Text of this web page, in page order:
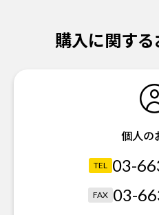
購入に関す
個人の
TEL 03-
FAX 03-